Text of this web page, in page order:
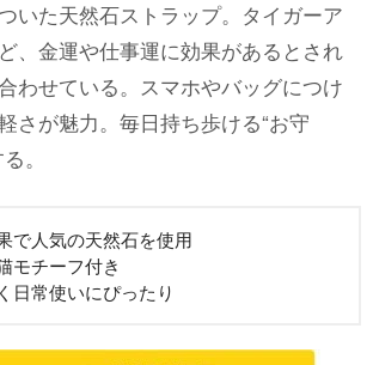
いた天然石ストラップ。タイガーア
、金運や仕事運に効果があるとされ
わせている。スマホやバッグにつけ
さが魅力。毎日持ち歩ける“お守
。
で人気の天然石を使用
モチーフ付き
日常使いにぴったり